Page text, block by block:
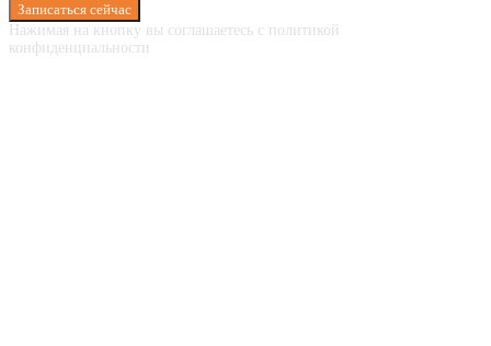
Записаться сейчас
Нажимая на кнопку вы соглашаетесь с политикой
конфиденциальности